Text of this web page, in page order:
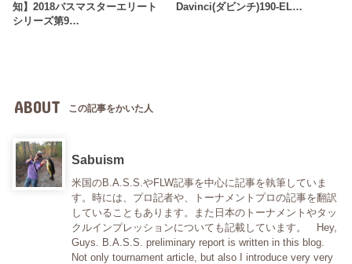
知】2018バスマスターエリート
シリーズ第9…
Davinci(ダビンチ)190-EL…
ABOUT この記事をかいた人
Sabuism
米国のB.A.S.S.やFLW記事を中心に記事を執筆していま
す。時には、プロ記者や、トーナメントプロの記事を翻訳
していることもあります。また日本のトーナメントやタッ
クルインプレッションについても記載しています。 Hey,
Guys. B.A.S.S. preliminary report is written in this blog.
Not only tournament article, but also I introduce very very